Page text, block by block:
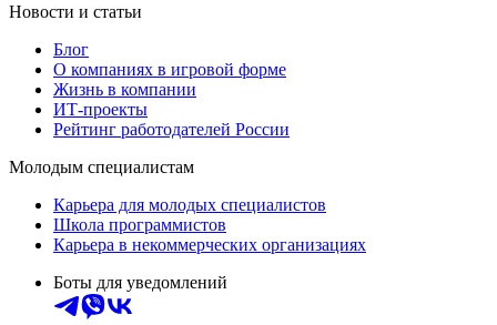
Новости и статьи
Блог
О компаниях в игровой форме
Жизнь в компании
ИТ-проекты
Рейтинг работодателей России
Молодым специалистам
Карьера для молодых специалистов
Школа программистов
Карьера в некоммерческих организациях
Боты для уведомлений